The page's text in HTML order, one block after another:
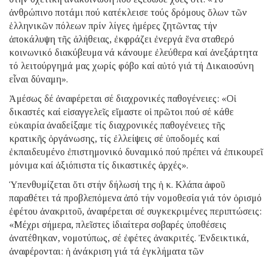
ἀνθρώπινο ποτάμι πού κατέκλεισε τούς δρόμους ὅλων τῶν
ἑλληνικῶν πόλεων πρίν λίγες ἡμέρες ζητῶντας τήν
ἀποκάλυψη τῆς ἀλήθειας, ἐκφράζει ἐνεργά ἕνα σταθερό
κοινωνικό διακύβευμα νά κάνουμε ἐλεύθερα καί ἀνεξάρτητα
τό λειτούργημά μας χωρίς φόβο καί αὐτό γιά τή Δικαιοσύνη
εἶναι δύναμη».
Ἀμέσως δέ ἀναφέρεται σέ διαχρονικές παθογένειες: «Οἱ
δικαστές καί εἰσαγγελεῖς εἴμαστε οἱ πρῶτοι πού σέ κάθε
εὐκαιρία ἀναδείξαμε τίς διαχρονικές παθογένειες τῆς
κρατικῆς ὀργάνωσης, τίς ἐλλείψεις σέ ὑποδομές καί
ἐκπαιδευμένο ἐπιστημονικό δυναμικό πού πρέπει νά ἐπικουρεῖ
μόνιμα καί ἀξιόπιστα τίς δικαστικές ἀρχές».
Ὑπενθυμίζεται ὅτι στήν δήλωσή της ἡ κ. Κλάπα ἀφοῦ
παραθέτει τά προβλεπόμενα ἀπό τήν νομοθεσία γιά τόν ὁρισμό
ἐφέτου ἀνακριτοῦ, ἀναφέρεται σέ συγκεκριμένες περιπτώσεις:
«Μέχρι σήμερα, πλεῖστες ἰδιαίτερα σοβαρές ὑποθέσεις
ἀνατέθηκαν, νομοτύπως, σέ ἐφέτες ἀνακριτές. Ἐνδεικτικά,
ἀναφέρονται: ἡ ἀνάκριση γιά τά ἐγκλήματα τῶν